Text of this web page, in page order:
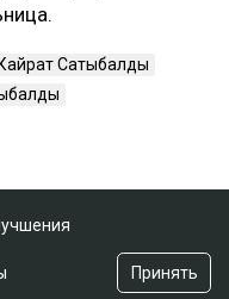
Кайрат Сатыбалды
Принять